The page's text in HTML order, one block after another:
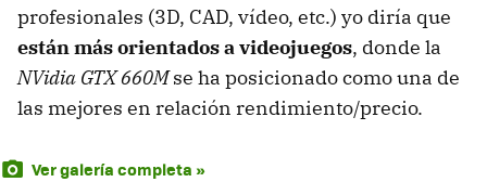
profesionales (3D, CAD, vídeo, etc.) yo diría que
están más orientados a videojuegos, donde la
NVidia GTX660Mse ha posicionado como una de
las mejores en relación rendimiento/precio.
Ver galería completa »